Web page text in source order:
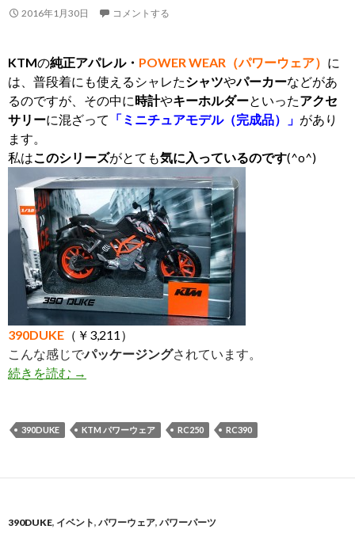
2016年1月30日 コメントする
KTMの純正アパレル・ POWER WEAR（パワーウェア） に
は、普段着にも使えるシャレたシャツやパーカーなどがあ
るのですが、その中に時計やキーホルダーといったアクセ
サリーに混ざって 「ミニチュアモデル（完成品）」 があり
ます。
私はこのシリーズがとても気に入っているのです(^o^)
390DUKE （￥3,211 ）
こんな感じでパッケージングされています。
続きを読む ★KTMのミニチュアモデル★
→
390DUKE KTM パワーウェア RC250 RC390
390DUKE, イベント, パワーウェア, パワーパーツ